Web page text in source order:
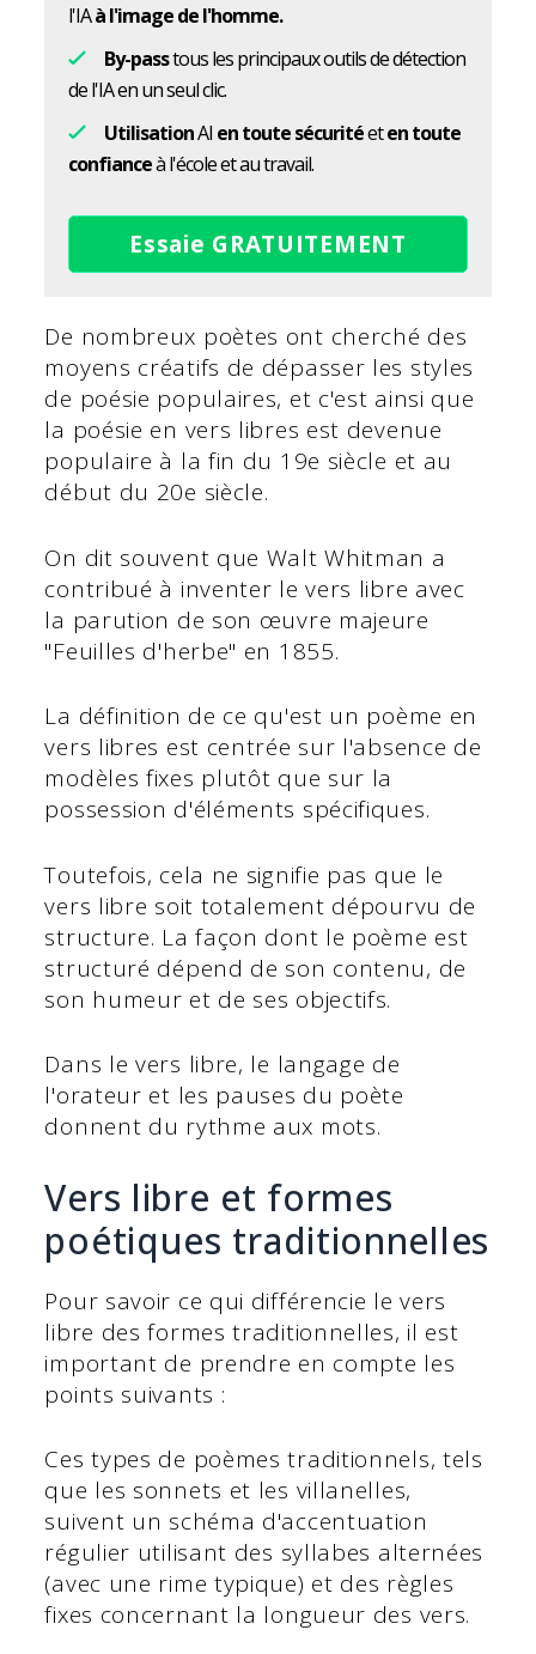
l'IAà l'image de l'homme.
By-passtous les principaux outils de détection
de l'IA en un seul clic.
UtilisationAI en toute sécuritéeten toute
confianceà l'école et au travail.
Essaie GRATUITEMENT
De nombreux poètes ont cherché des
moyens créatifs de dépasser les styles
de poésie populaires, et c'est ainsi que
la poésie en vers libres est devenue
populaire à la fin du 19e siècle et au
début du 20e siècle.
On dit souvent que Walt Whitman a
contribué à inventer le vers libre avec
la parution de son œuvre majeure
"Feuilles d'herbe" en 1855.
La définition de ce qu'est un poème en
vers libres est centrée sur l'absence de
modèles fixes plutôt que sur la
possession d'éléments spécifiques.
Toutefois, cela ne signifie pas que le
vers libre soit totalement dépourvu de
structure. La façon dont le poème est
structuré dépend de son contenu, de
son humeur et de ses objectifs.
Dans le vers libre, le langage de
l'orateur et les pauses du poète
donnent du rythme aux mots.
Vers libre et formes
poétiques traditionnelles
Pour savoir ce qui différencie le vers
libre des formes traditionnelles, il est
important de prendre en compte les
points suivants :
Ces types de poèmes traditionnels, tels
que les sonnets et les villanelles,
suivent un schéma d'accentuation
régulier utilisant des syllabes alternées
(avec une rime typique) et des règles
fixes concernant la longueur des vers.